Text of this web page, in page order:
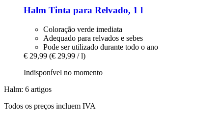
Halm Tinta para Relvado, 1 l
Coloração verde imediata
Adequado para relvados e sebes
Pode ser utilizado durante todo o ano
€ 29,99 (€ 29,99 / l)
Indisponível no momento
Halm: 6 artigos
Todos os preços incluem IVA